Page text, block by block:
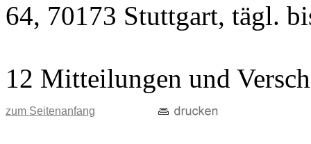
64, 70173 Stuttgart, tägl.
12 Mitteilungen und
zum Seitenanfang